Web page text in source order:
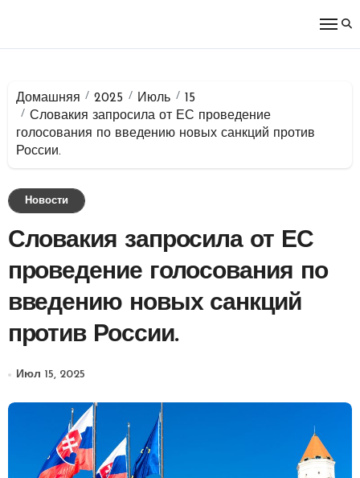
Домашняя 2025 Июль
15
Словакия запросила от ЕС проведение
голосования по введению новых санкций против
России.
Новости
Словакия запросила от ЕС
проведение голосования по
введению новых санкций
против России.
Июл 15, 2025